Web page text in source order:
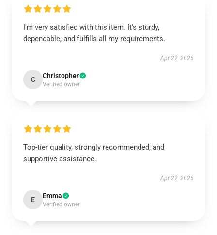
I'm very satisfied with this item. It's sturdy,
dependable, and fulfills all my requirements.
Apr 22, 2025
C Christopher
Verified owner
Top-tier quality, strongly recommended, and
supportive assistance.
Apr 22, 2025
E Emma
Verified owner